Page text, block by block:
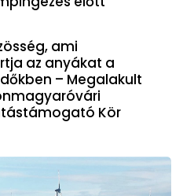
ami
az anyákat a
– Megalakult
Kör